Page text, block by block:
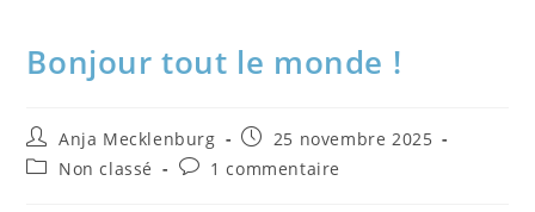
Bonjour tout le monde !
Anja Mecklenburg
25 novembre 2025
Non classé
1 commentaire